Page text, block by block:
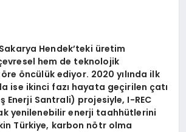
Hendek’teki üretim
hem de teknolojik
öre öncülük ediyor. 2020 yılında ilk
ise ikinci fazı hayata geçirilen çatı
Enerji Santrali) projesiyle, I-REC
yenilenebilir enerji taahhütlerini
Türkiye, karbon nötr olma